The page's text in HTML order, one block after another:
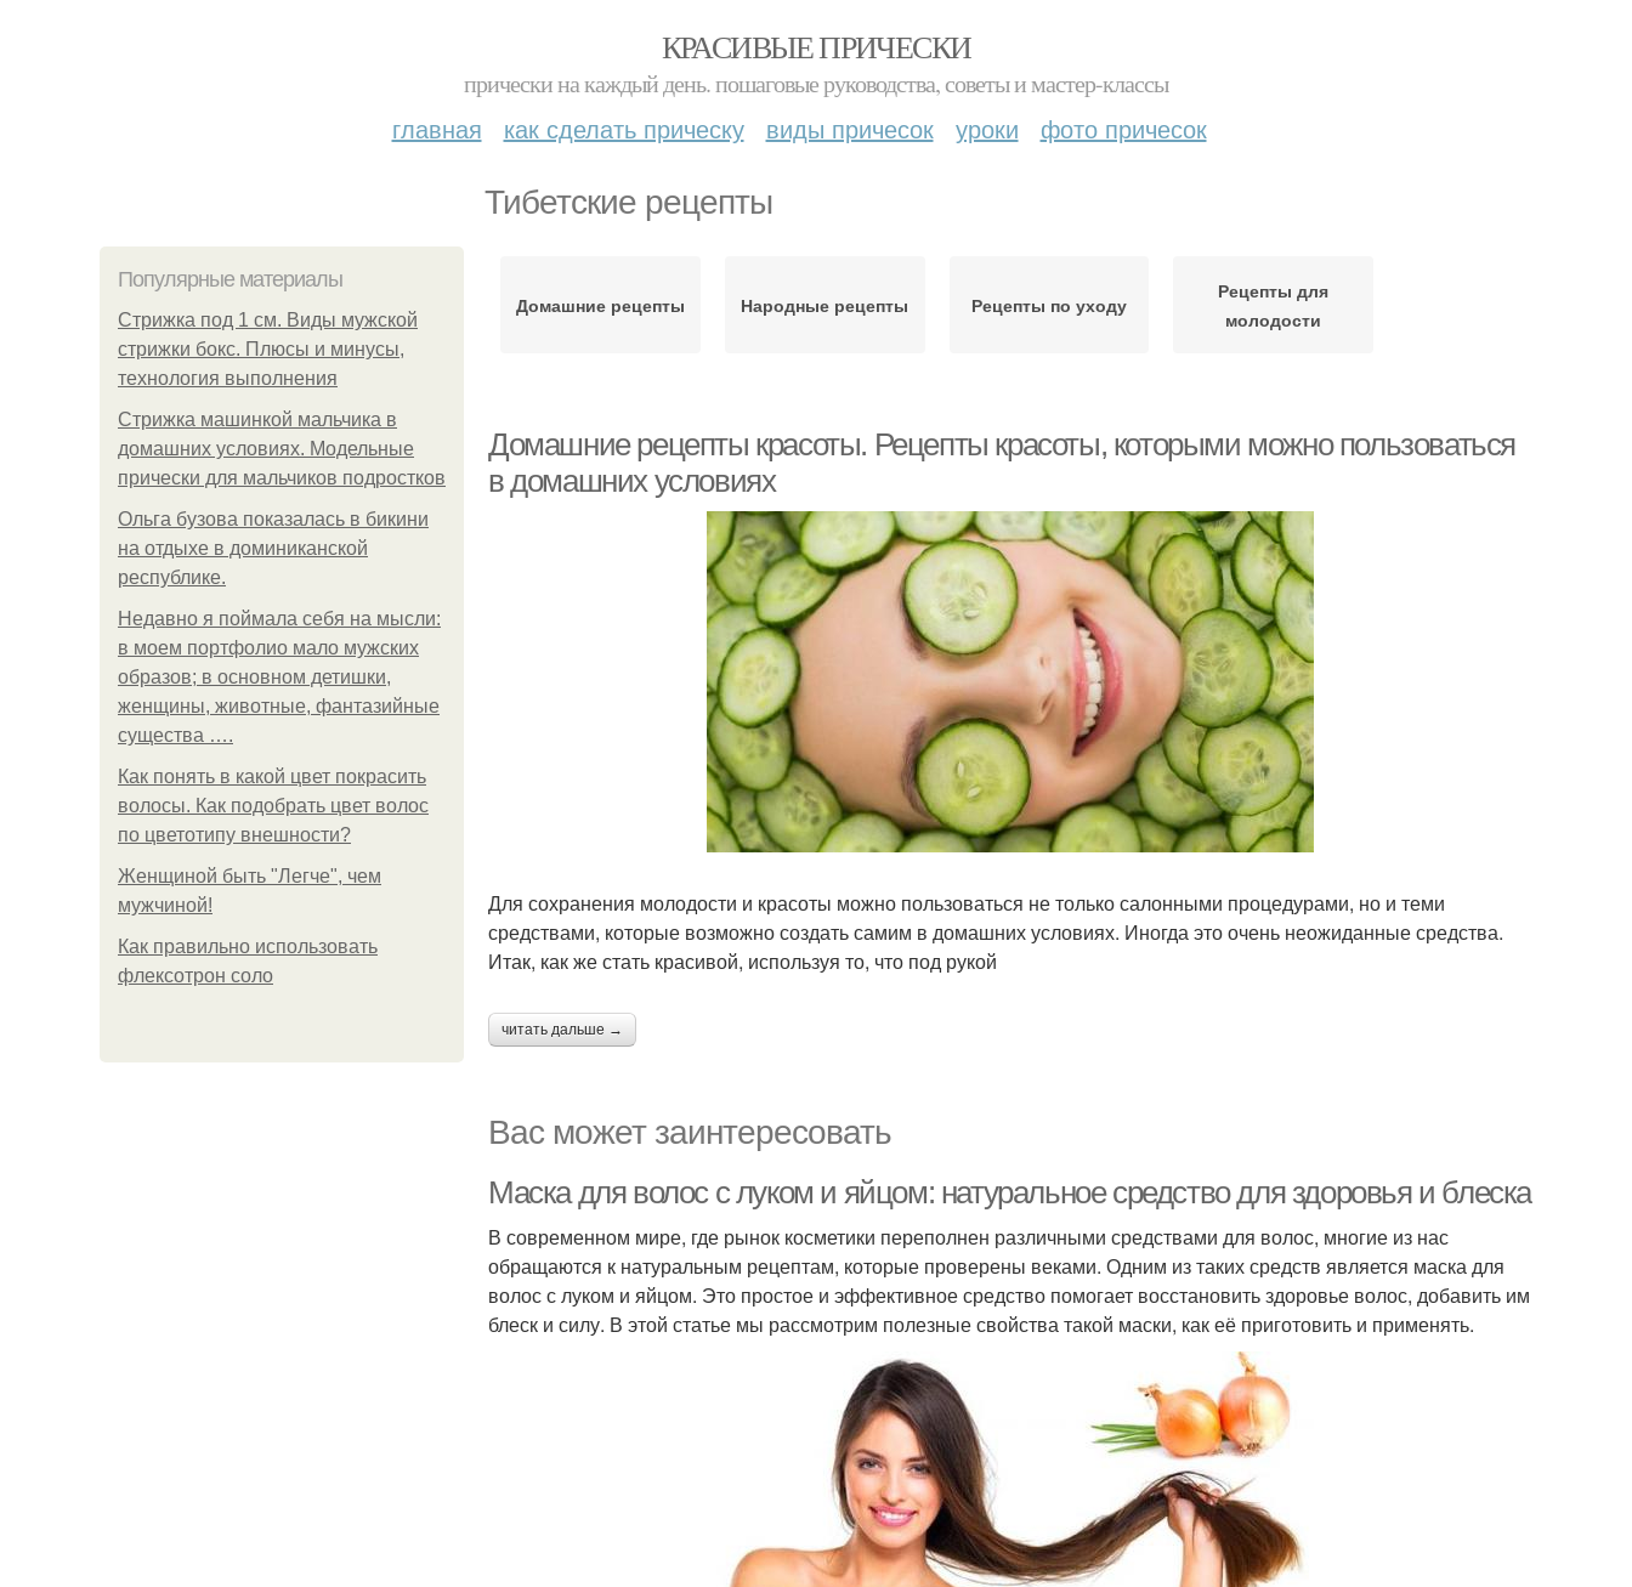
КРАСИВЫЕ ПРИЧЕСКИ
прически на каждый день. пошаговые руководства, советы и мастер-классы
главная как сделать прическу виды причесок уроки фото причесок
Тибетские рецепты
Популярные материалы
Стрижка под 1 см. Виды мужской
стрижки бокс. Плюсы и минусы,
технология выполнения
Стрижка машинкой мальчика в
домашних условиях. Модельные
прически для мальчиков подростков
Ольга бузова показалась в бикини
на отдыхе в доминиканской
республике.
Недавно я поймала себя на мысли:
в моем портфолио мало мужских
образов; в основном детишки,
женщины, животные, фантазийные
существа ….
Как понять в какой цвет покрасить
волосы. Как подобрать цвет волос
по цветотипу внешности?
Женщиной быть "Легче", чем
мужчиной!
Как правильно использовать
флексотрон соло
Домашние рецепты Народные рецепты Рецепты по уходу
Рецепты для
молодости
Домашние рецепты красоты. Рецепты красоты, которыми можно пользоваться
в домашних условиях
Для сохранения молодости и красоты можно пользоваться не только салонными процедурами, но и теми
средствами, которые возможно создать самим в домашних условиях. Иногда это очень неожиданные средства.
Итак, как же стать красивой, используя то, что под рукой
читать дальше →
Вас может заинтересовать
Маска для волос с луком и яйцом: натуральное средство для здоровья и блеска
В современном мире, где рынок косметики переполнен различными средствами для волос, многие из нас
обращаются к натуральным рецептам, которые проверены веками. Одним из таких средств является маска для
волос с луком и яйцом. Это простое и эффективное средство помогает восстановить здоровье волос, добавить им
блеск и силу. В этой статье мы рассмотрим полезные свойства такой маски, как её приготовить и применять.